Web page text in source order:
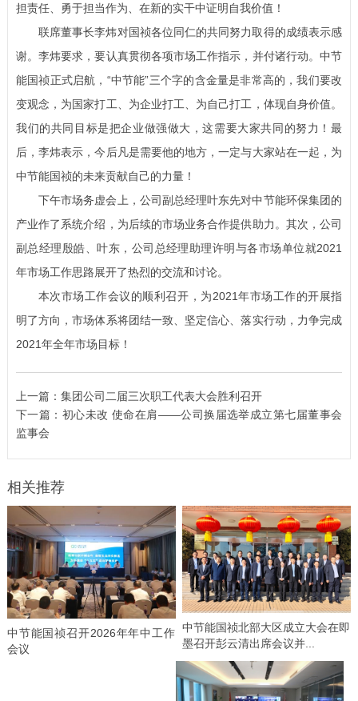
担责任、勇于担当作为、在新的实干中证明自我价值！
联席董事长李炜对国祯各位同仁的共同努力取得的成绩表示感
谢。李炜要求，要认真贯彻各项市场工作指示，并付诸行动。中节
能国祯正式启航， “中节能”三个字的含金量是非常高的，我们要改
变观念，为国家打工、为企业打工、为自己打工，体现自身价值。
我们的共同目标是把企业做强做大，这需要大家共同的努力！最
后，李炜表示，今后凡是需要他的地方，一定与大家站在一起，为
中节能国祯的未来贡献自己的力量！
下午市场务虚会上，公司副总经理叶东先对中节能环保集团的
产业作了系统介绍，为后续的市场业务合作提供助力。其次，公司
副总经理殷皓、叶东，公司总经理助理许明与各市场单位就2021
年市场工作思路展开了热烈的交流和讨论。
本次市场工作会议的顺利召开，为2021年市场工作的开展指
明了方向，市场体系将团结一致、坚定信心、落实行动，力争完成
2021年全年市场目标！
上一篇： 集团公司二届三次职工代表大会胜利召开
下一篇： 初心未改 使命在肩——公司换届选举成立第七届董事会
监事会
相关推荐
中节能国祯召开2026年年中工作
会议
中节能国祯北部大区成立大会在即
墨召开彭云清出席会议并...